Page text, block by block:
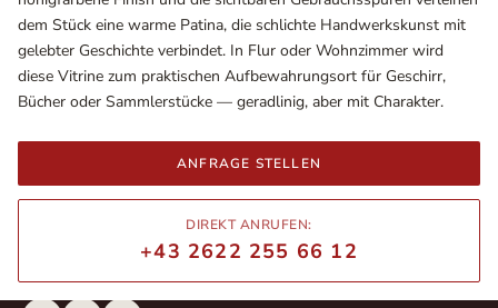
dem Stück eine warme Patina, die schlichte Handwerkskunst mit
gelebter Geschichte verbindet. In Flur oder Wohnzimmer wird
diese Vitrine zum praktischen Aufbewahrungsort für Geschirr,
Bücher oder Sammlerstücke — geradlinig, aber mit Charakter.
ANFRAGE STELLEN
DIREKT ANRUFEN:
+43 2622 255 66 12
Ausstellungsräume
In WinStage
office@indianliving.at